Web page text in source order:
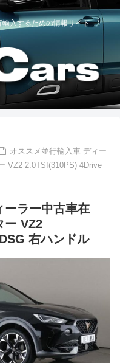
入するための情報サイト
オススメ並行輸入車 ディー
VZ2 2.0TSI(310PS) 4Drive
ーラー中古車在
ー VZ2
右ハンドル